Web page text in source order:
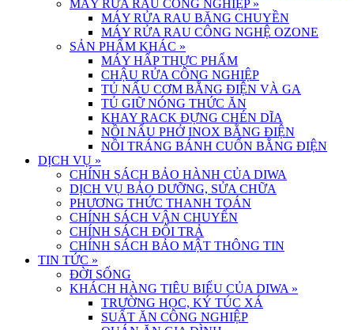
MÁY RỬA RAU CÔNG NGHIỆP »
MÁY RỬA RAU BĂNG CHUYỀN
MÁY RỬA RAU CÔNG NGHỆ OZONE
SẢN PHẨM KHÁC »
MÁY HẤP THỰC PHẨM
CHẬU RỬA CÔNG NGHIỆP
TỦ NẤU CƠM BẰNG ĐIỆN VÀ GA
TỦ GIỮ NÓNG THỨC ĂN
KHAY RACK ĐỰNG CHÉN DĨA
NỒI NẤU PHỞ INOX BẰNG ĐIỆN
NỒI TRÁNG BÁNH CUỐN BẰNG ĐIỆN
DỊCH VỤ »
CHÍNH SÁCH BẢO HÀNH CỦA DIWA
DỊCH VỤ BẢO DƯỠNG, SỬA CHỮA
PHƯƠNG THỨC THANH TOÁN
CHÍNH SÁCH VẬN CHUYỂN
CHÍNH SÁCH ĐỔI TRẢ
CHÍNH SÁCH BẢO MẬT THÔNG TIN
TIN TỨC »
ĐỜI SỐNG
KHÁCH HÀNG TIÊU BIỂU CỦA DIWA »
TRƯỜNG HỌC, KÝ TÚC XÁ
SUẤT ĂN CÔNG NGHIỆP